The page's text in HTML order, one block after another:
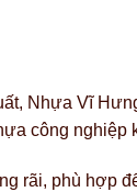
Nhựa Vĩ
công nghiệp
rãi, phù hợp